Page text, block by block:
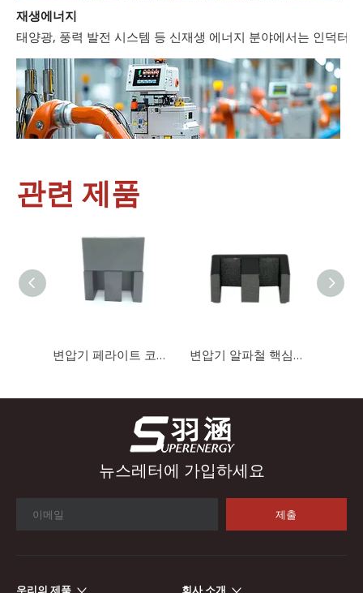
태양광, 풍력 발전 시스템 등 신재생 에너지 분야에서는 인덕터
관련 제품
변압기 페라이트 코어를 위한 EE 유형 자기 코어 Mn-Zn 페라이트 코어 변압기 알파철 핵심을 위한 EE 유형 연약한 자석 핵심 Mn-Zn 알파철 핵심 철 분말 핵심
뉴스레터에 가입하세요
제출
우리의 제품 회사 소개